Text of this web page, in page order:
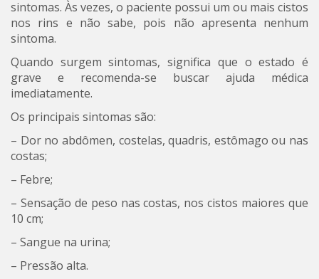
sintomas. Às vezes, o paciente possui um ou mais cistos
nos rins e não sabe, pois não apresenta nenhum
sintoma.
Quando surgem sintomas, significa que o estado é
grave e recomenda-se buscar ajuda médica
imediatamente.
Os principais sintomas são:
– Dor no abdômen, costelas, quadris, estômago ou nas
costas;
– Febre;
– Sensação de peso nas costas, nos cistos maiores que
10 cm;
– Sangue na urina;
– Pressão alta.